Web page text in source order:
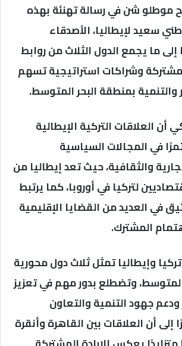
موطلو شن في رسالة تهنئة بهذه
سعيد لإيطاليا، الأصدقاء
إلى ما يجمع الدول الثلاث من روابط
وشراكات استراتيجية تسهم
والتنمية بمنطقة البحر المتوسط.
أن العلاقات التركية الإيطالية
في المجالات السياسية
والثقافية، حيث تعد إيطاليا من
لتركيا في أوروبا، كما يرتبط
في العديد من القضايا الإقليمية
المشترك.
وإيطاليا تمثل ثلاث دول محورية
وتضطلع بدور مهم في تعزيز
ودعم جهود التنمية والتعاون
إلى أن العلاقات بين القاهرة وأنقرة